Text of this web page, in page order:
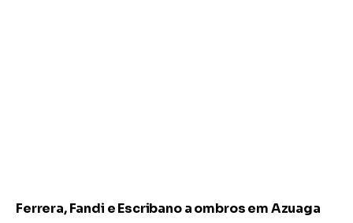
Ferrera, Fandi e Escribano a ombros em Azuaga